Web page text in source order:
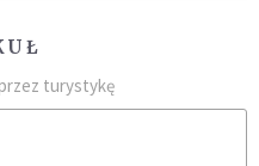
turystykę